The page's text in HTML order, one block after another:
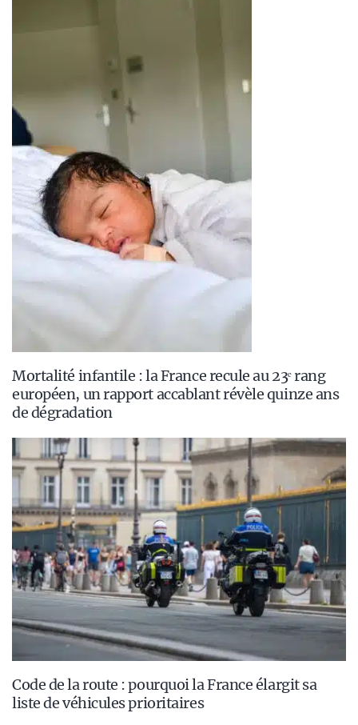
Mortalité infantile : la France recule au 23ᵉ rang
européen, un rapport accablant révèle quinze ans
de dégradation
Code de la route : pourquoi la France élargit sa
liste de véhicules prioritaires